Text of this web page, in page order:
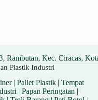
Rambutan, Kec. Ciracas,
Plastik Industri
| Pallet Plastik| Tempat
| Papan Peringatan |